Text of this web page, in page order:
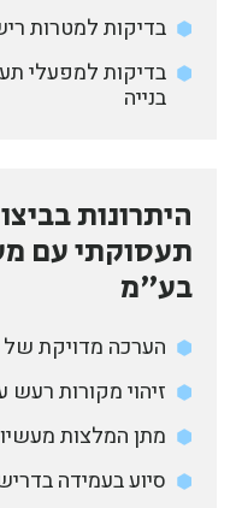
בדיקות למטרות
בדיקות למפעלי
בנייה
היתרונות
תעסוקתי עם
בע״מ
הערכה מדויקת
זיהוי מקורות רעש
מתן המלצות
סיוע בעמידה